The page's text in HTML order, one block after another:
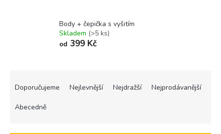
Body + čepička s vyšitím
Skladem (>5 ks)
od 399 Kč
Doporučujeme Nejlevnější Nejdražší Nejprodávanější
Abecedně